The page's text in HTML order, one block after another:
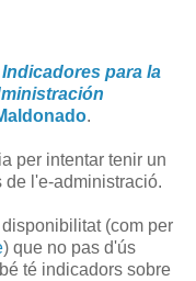
Indicadores para la
.
per intentar tenir un
de l'e-administració.
(com per
) que no pas d'ús
té indicadors sobre